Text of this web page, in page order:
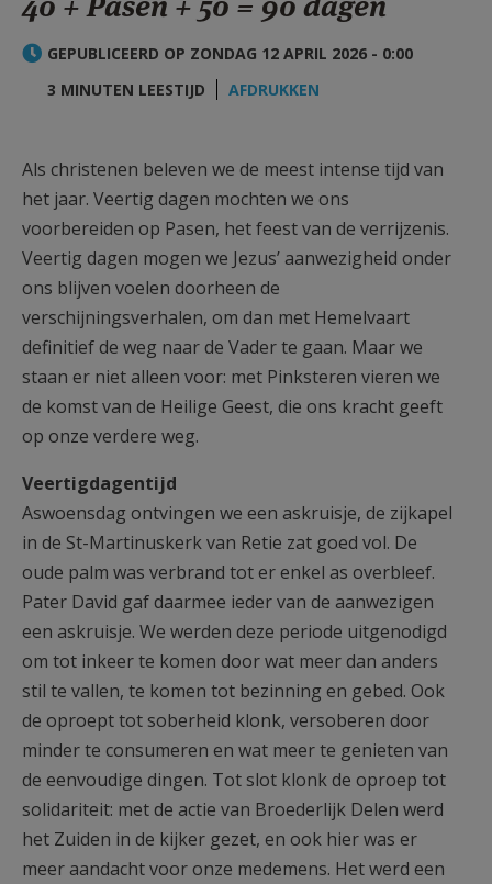
AANMELDEN OF REGISTREREN
GEPUBLICEERD OP ZONDAG 12 APRIL 2026 - 0:00
3 MINUTEN LEESTIJD
AFDRUKKEN
Als christenen beleven we de meest intense tijd van
het jaar. Veertig dagen mochten we ons
voorbereiden op Pasen, het feest van de verrijzenis.
Veertig dagen mogen we Jezus’ aanwezigheid onder
ons blijven voelen doorheen de
verschijningsverhalen, om dan met Hemelvaart
definitief de weg naar de Vader te gaan. Maar we
staan er niet alleen voor: met Pinksteren vieren we
de komst van de Heilige Geest, die ons kracht geeft
op onze verdere weg.
Veertigdagentijd
Aswoensdag ontvingen we een askruisje, de zijkapel
in de St-Martinuskerk van Retie zat goed vol. De
oude palm was verbrand tot er enkel as overbleef.
Pater David gaf daarmee ieder van de aanwezigen
een askruisje. We werden deze periode uitgenodigd
om tot inkeer te komen door wat meer dan anders
stil te vallen, te komen tot bezinning en gebed. Ook
de oproept tot soberheid klonk, versoberen door
minder te consumeren en wat meer te genieten van
de eenvoudige dingen. Tot slot klonk de oproep tot
solidariteit: met de actie van Broederlijk Delen werd
het Zuiden in de kijker gezet, en ook hier was er
meer aandacht voor onze medemens. Het werd een